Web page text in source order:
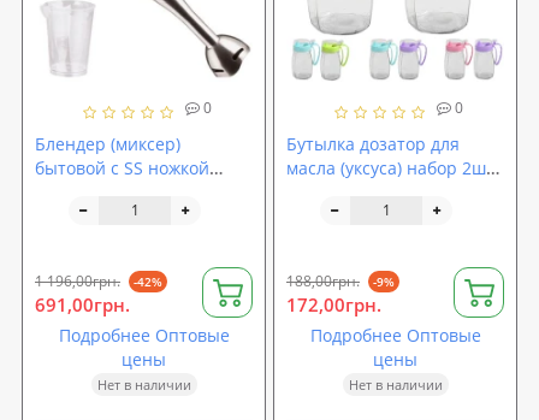
0
Блендер (миксер)
бытовой с SS ножкой
1 196,00грн. -42%
691,00грн.
Подробнее Оптовые
цены
Нет в наличии
0
Бутылка дозатор для
масла (уксуса) набор 2шт
188,00грн. -9%
172,00грн.
Подробнее Оптовые
цены
Нет в наличии